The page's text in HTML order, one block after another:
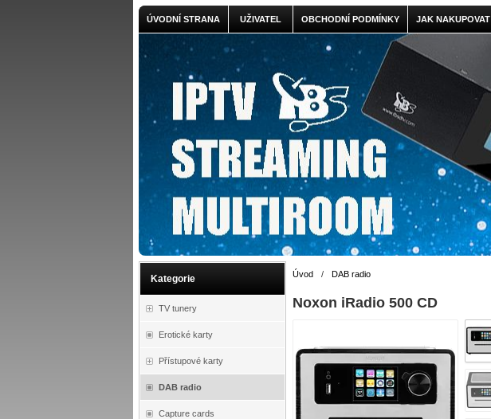
ÚVODNÍ STRANA UŽIVATEL OBCHODNÍ PODMÍNKY JAK NAKUPOVAT
Kategorie
TV tunery
Erotické karty
Přístupové karty
DAB radio
Capture cards
Úvod / DAB radio
Noxon iRadio 500 CD